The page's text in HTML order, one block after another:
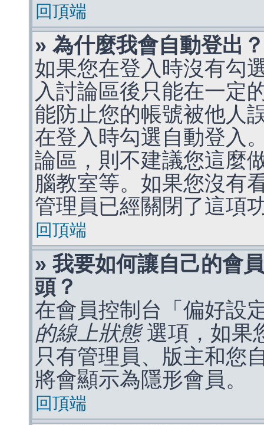
回頂端
» 為什麼我會自動登出？
如果您在登入時沒有勾
入討論區後只能在一定
能防止您的帳號被他人
在登入時勾選自動登入
論區，則不建議您這麼
腦教室等。如果您沒有
管理員已經關閉了這項
回頂端
» 我要如何讓自己的會
頭？
在會員控制台「偏好設
的線上狀態選項，如果
只有管理員、版主和您
將會顯示為隱形會員。
回頂端